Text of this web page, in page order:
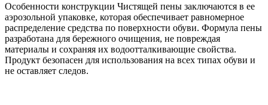
Особенности конструкции Чистящей пены заключаются в ее
аэрозольной упаковке, которая обеспечивает равномерное
распределение средства по поверхности обуви. Формула пены
разработана для бережного очищения, не повреждая
материалы и сохраняя их водоотталкивающие свойства.
Продукт безопасен для использования на всех типах обуви и
не оставляет следов.